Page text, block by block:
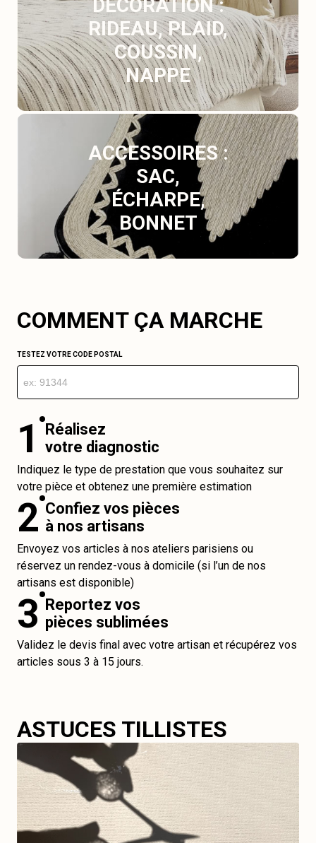
DÉCORATION :
RIDEAU, PLAID,
COUSSIN,
NAPPE
ACCESSOIRES :
SAC,
ÉCHARPE,
BONNET
COMMENT ÇA MARCHE
TESTEZ VOTRE CODE POSTAL
1
Réalisez
votre diagnostic
Indiquez le type de prestation que vous souhaitez sur
votre pièce et obtenez une première estimation
2 Confiez vos pièces
à nos artisans
Envoyez vos articles à nos ateliers parisiens ou
réservez un rendez-vous à domicile (si l’un de nos
artisans est disponible)
3 Reportez vos
pièces sublimées
Validez le devis final avec votre artisan et récupérez vos
articles sous 3 à 15 jours.
ASTUCES TILLISTES